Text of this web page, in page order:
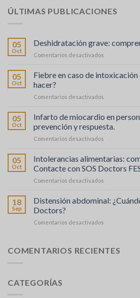
ÚLTIMAS PUBLICACIONES
05
Oct
Deshidratación grave:
Comentarios desactivados
sévère
:
05
Oct
Fiebre en caso de
hacer?
Comentarios desactivados
cas
d’intoxication
que
faire
05
Oct
Infarto de miocardio en
prevención y respuesta.
Comentarios desactivados
Cardiaque
chez
les
:
Prévention
05
Oct
Intolerancias alimentarias:
Contacte con SOS Doctors
Comentarios desactivados
Alimentaires
:
faire
18
Sep
Distensión abdominal:
Doctors?
Comentarios desactivados
:
COMENTARIOS RECIENTES
CATEGORÍAS